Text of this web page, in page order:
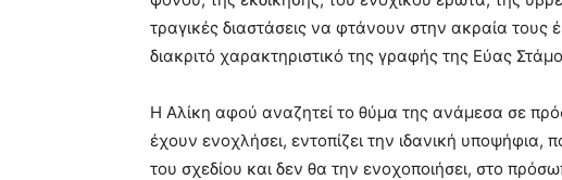
τραγικές διαστάσεις να φτάνουν στην ακραία τους
διακριτό χαρακτηριστικό της γραφής της Εύας
Η Αλίκη αφού αναζητεί το θύμα της ανάμεσα σε
έχουν ενοχλήσει, εντοπίζει την ιδανική υποψήφια,
του σχεδίου και δεν θα την ενοχοποιήσει, στο